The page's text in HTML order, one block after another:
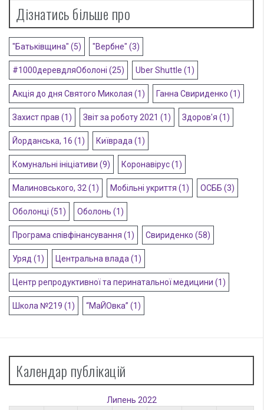
Дізнатись більше про
"Батьківщина" (5) "Вербне" (3)
#1000деревдляОболоні (25) Uber Shuttle (1)
Акція до дня Святого Миколая (1) Ганна Свириденко (1)
Захист прав (1) Звіт за роботу 2021 (1) Здоров'я (1)
Йорданська, 16 (1) Київрада (1)
Комунальні ініціативи (9) Коронавірус(1)
Малиновського, 32 (1) Мобільні укриття (1) ОСББ (3)
Оболонці (51) Оболонь (1)
Програма співфінансування (1) Свириденко (58)
Уряд (1) Центральна влада (1)
Центр репродуктивної та перинатальної медицини (1)
Школа №219 (1) “МаЙОвка” (1)
Календар публікацій
Липень 2022